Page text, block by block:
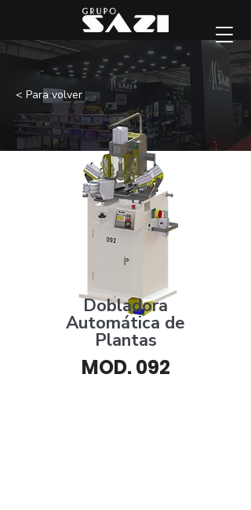
< Para volver
Dobladora
Automática de
Plantas
MOD. 092